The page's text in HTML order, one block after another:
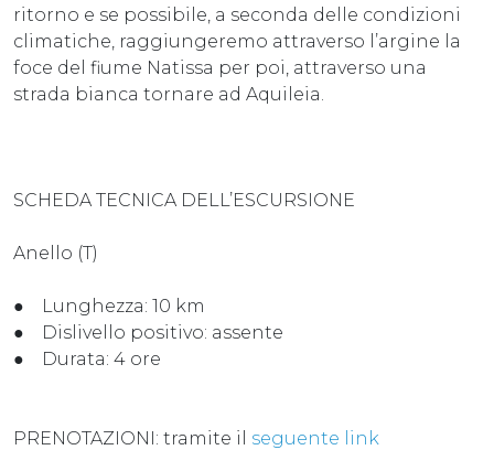
ritorno e se possibile, a seconda delle condizioni
climatiche, raggiungeremo attraverso l’argine la
foce del fiume Natissa per poi, attraverso una
strada bianca tornare ad Aquileia.
SCHEDA TECNICA DELL’ESCURSIONE
Anello (T)
● Lunghezza: 10 km
● Dislivello positivo: assente
● Durata: 4 ore
PRENOTAZIONI: tramite il seguente link